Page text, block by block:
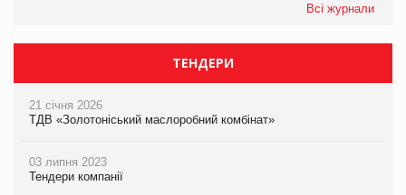
Всі журнали
ТЕНДЕРИ
21 січня 2026
ТДВ «Золотоніський маслоробний комбінат»
03 липня 2023
Тендери компанії